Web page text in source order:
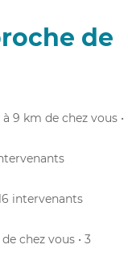
de
à 9 km de chez vous •
intervenants
chez vous • 3